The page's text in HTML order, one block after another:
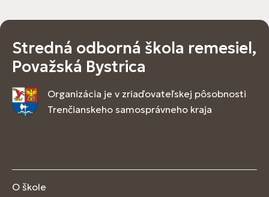
Stredná odborná škola remesiel,
Považská Bystrica
Organizácia je v zriaďovateľskej pôsobnosti
Trenčianskeho samosprávneho kraja
O škole